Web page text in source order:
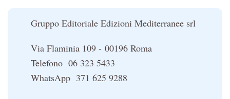
Gruppo Editoriale Edizioni Mediterranee srl
Via Flaminia 109 - 00196 Roma
Telefono 06 323 5433
WhatsApp 371 625 9288